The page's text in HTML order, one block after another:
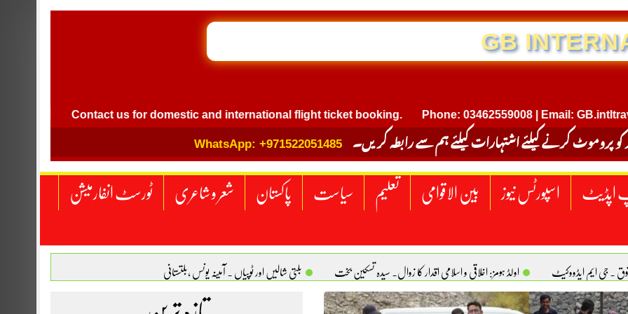
GB INTERNATIONAL TRAVEL
Contact us for domestic and international flight ticket booking. Phone: 03462559008 | Email:
کو پروموٹ کرنے کیلئے اشتہارات کیلئے ہم سے رابطہ کریں۔ WhatsApp: +971522051485
اپڈیٹ اسپورٹس نیوز بین الاقوامی تعلیم سیاست پاکستان شعر و شاعری ٹورسٹ انفارمیشن
. جی ایم ایڈووکیٹ اولڈ ہومز: اخلاقی و اسلامی اقدار کا زوال. سیدہ تسکین بخت بلتی شالیں اور ٹوپیاں . آمینہ یونس ،بلتستانی
امریکا یومِ استحصالِ کشمیر انجینیئر علی رضوان چوہدری برقع پوشی اور مرد کی نگاہ . محمد اسامہ مہر(ملتان )